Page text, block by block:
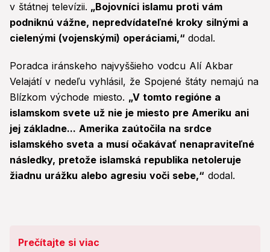
v štátnej televízii. „Bojovníci islamu proti vám
podniknú vážne, nepredvídateľné kroky silnými a
cielenými (vojenskými) operáciami,“ dodal.
Poradca iránskeho najvyššieho vodcu Alí Akbar
Velajátí v nedeľu vyhlásil, že Spojené štáty nemajú na
Blízkom východe miesto. „V tomto regióne a
islamskom svete už nie je miesto pre Ameriku ani
jej základne... Amerika zaútočila na srdce
islamského sveta a musí očakávať nenapraviteľné
následky, pretože islamská republika netoleruje
žiadnu urážku alebo agresiu voči sebe,“ dodal.
Prečítajte si viac